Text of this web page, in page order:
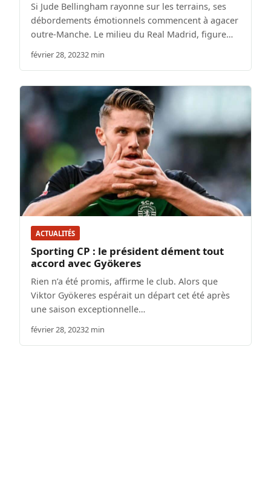
Si Jude Bellingham rayonne sur les terrains, ses
débordements émotionnels commencent à agacer
outre-Manche. Le milieu du Real Madrid, figure…
février 28, 20232 min
ACTUALITÉS
Sporting CP : le président dément tout
accord avec Gyökeres
Rien n’a été promis, affirme le club. Alors que
Viktor Gyökeres espérait un départ cet été après
une saison exceptionnelle…
février 28, 20232 min